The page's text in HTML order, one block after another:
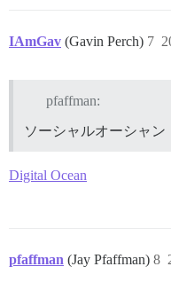
IAmGav (Gavin Perch) 7
pfaffman:
ソーシャルオーシャン
Digital Ocean
pfaffman (Jay Pfaffman) 8